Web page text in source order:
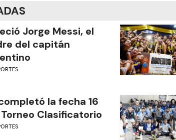
Jorge Messi, el
del capitán
la fecha 16
Clasificatorio